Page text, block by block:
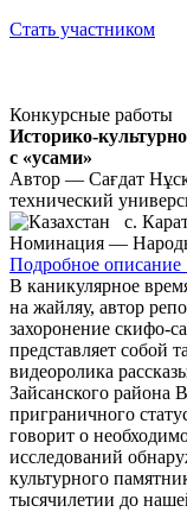
Стать участником
Конкурсные работы
Историко-
с «усами»
Автор — Сағдат
технический
с.
Номинация —
Подробное описание
В каникулярное
на жайляу, автор
захоронение скифо-
представляет собой
видеоролика
Зайсанского района
приграничного
говорит о
исследований
культурного
тысячилетии до